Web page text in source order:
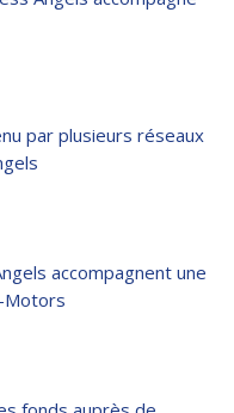
par plusieurs réseaux
accompagnent une
Motors